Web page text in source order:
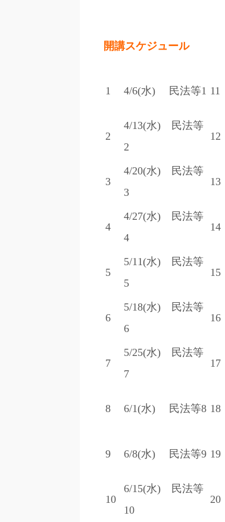
開講スケ
1 4/6(水) 民法等1 11
2
4/13(水) 民法等
2
12
3
4/20(水) 民法等
3
13
4
4/27(水) 民法等
4
14
5
5/11(水) 民法等
5
15
6
5/18(水) 民法等
6
16
7
5/25(水) 民法等
7
17
8 6/1(水) 民法等8 18
9 6/8(水) 民法等9 19
10
6/15(水) 民法等
10
20